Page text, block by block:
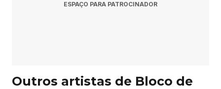
ESPAÇO PARA PATROCINADOR
Outros artistas de Bloco de